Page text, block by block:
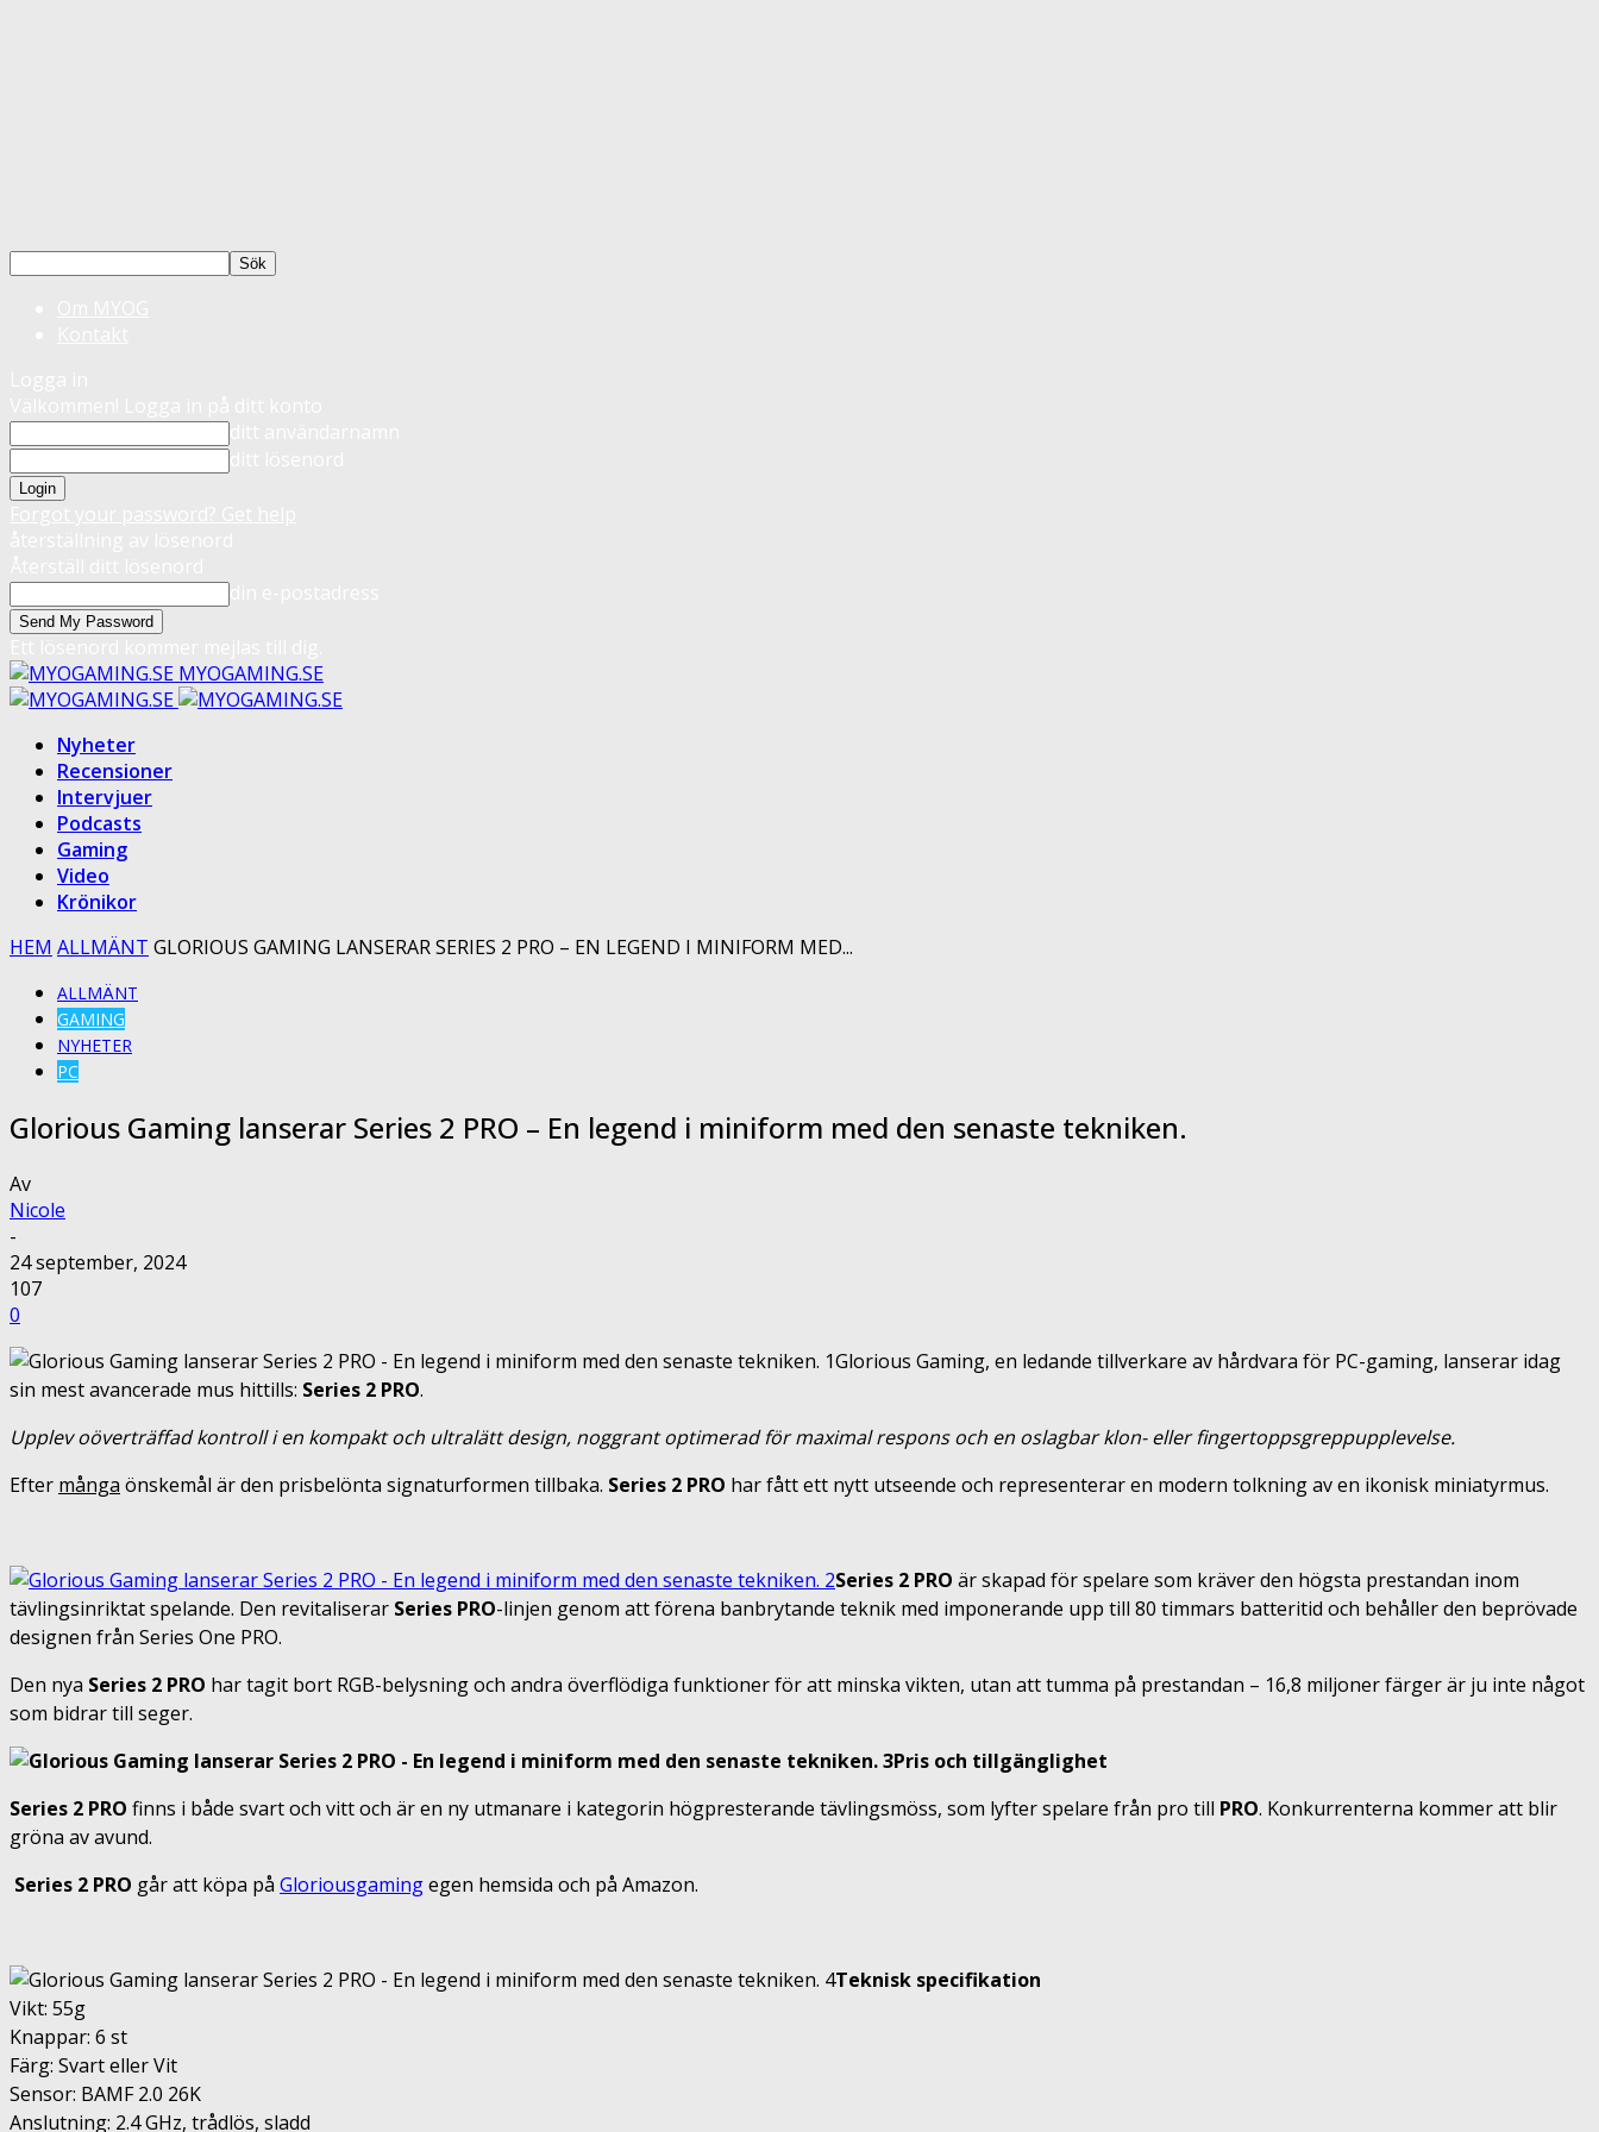
MYOGAMING.SE
Nyheter
Recensioner
Intervjuer
Podcasts
Gaming
Video
Krönikor
HEM ALLMÄNT GLORIOUS GAMING LANSERAR SERIES 2 PRO – EN LEGEND I MINIFORM MED...
ALLMÄNT
GAMING
NYHETER
PC
Glorious Gaming lanserar Series 2 PRO – En legend i miniform med den senaste tekniken.
Av
Nicole
-
24 september, 2024
107
0
Glorious Gaming, en ledande tillverkare av hårdvara för PC-gaming, lanserar idag
sin mest avancerade mus hittills: Series 2 PRO.
Upplev oöverträffad kontroll i en kompakt och ultralätt design, noggrant optimerad för maximal respons och en oslagbar klon- eller fingertoppsgreppupplevelse.
Efter många önskemål är den prisbelönta signaturformen tillbaka. Series 2 PRO har fått ett nytt utseende och representerar en modern tolkning av en ikonisk miniatyrmus.
Series 2 PRO är skapad för spelare som kräver den högsta prestandan inom
tävlingsinriktat spelande. Den revitaliserar Series PRO-linjen genom att förena banbrytande teknik med imponerande upp till 80 timmars batteritid och behåller den beprövade
designen från Series One PRO.
Den nya Series 2 PRO har tagit bort RGB-belysning och andra överflödiga funktioner för att minska vikten, utan att tumma på prestandan – 16,8 miljoner färger är ju inte något
som bidrar till seger.
Pris och tillgänglighet
Series 2 PRO finns i både svart och vitt och är en ny utmanare i kategorin högpresterande tävlingsmöss, som lyfter spelare från pro till PRO. Konkurrenterna kommer att blir
gröna av avund.
Series 2 PRO går att köpa på Gloriousgamingegen hemsida och på Amazon.
Teknisk specifikation
Vikt: 55g
Knappar: 6 st
Färg: Svart eller Vit
Sensor: BAMF 2.0 26K
Anslutning: 2.4 GHz, trådlös, sladd